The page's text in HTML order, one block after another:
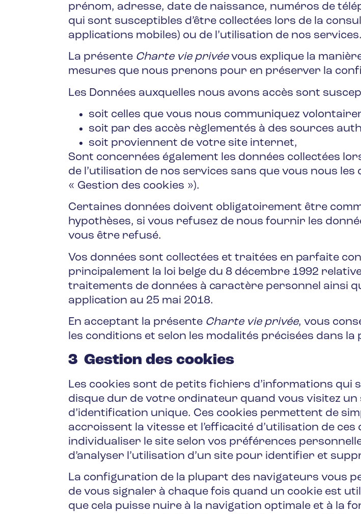
prénom, adresse, date de naissance, numéros de
qui sont susceptibles d’être collectées lors de la
applications mobiles) ou de l’utilisation de nos services.
La présente Charte vie privéevous explique la
mesures que nous prenons pour en préserver la
Les Données auxquelles nous avons accès sont
soit celles que vous nous communiquez
soit par des accès règlementés à des sources
soit proviennent de votre site internet,
Sont concernées également les données collectées
de l’utilisation de nos services sans que vous nous
« Gestion des cookies »).
Certaines données doivent obligatoirement être
hypothèses, si vous refusez de nous fournir les
vous être refusé.
Vos données sont collectées et traitées en parfaite
principalement la loi belge du 8 décembre 1992
traitements de données à caractère personnel ainsi
application au 25 mai 2018.
En acceptant la présente Charte vie privée, vous
les conditions et selon les modalités précisées dans la
3 Gestion des cookies
Les cookies sont de petits fichiers d’informations
disque dur de votre ordinateur quand vous visitez
d’identification unique. Ces cookies permettent de
accroissent la vitesse et l’efficacité d’utilisation de
individualiser le site selon vos préférences
d’analyser l’utilisation d’un site pour identifier et
La configuration de la plupart des navigateurs vous
de vous signaler à chaque fois quand un cookie est
que cela puisse nuire à la navigation optimale et à la